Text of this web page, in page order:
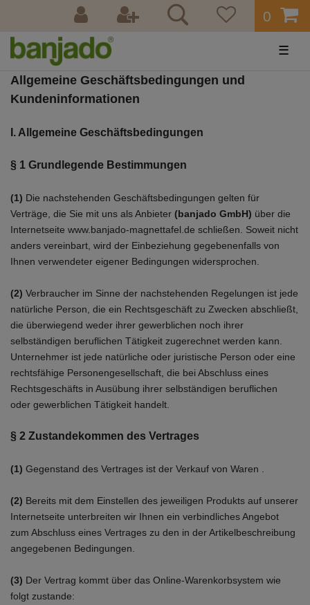
0
☰
Allgemeine Geschäftsbedingungen und
Kundeninformationen
I. Allgemeine Geschäftsbedingungen
§ 1 Grundlegende Bestimmungen
(1) Die nachstehenden Geschäftsbedingungen gelten für
Verträge, die Sie mit uns als Anbieter (banjado GmbH) über die
Internetseite www.banjado-magnettafel.de schließen. Soweit nicht
anders vereinbart, wird der Einbeziehung gegebenenfalls von
Ihnen verwendeter eigener Bedingungen widersprochen.
(2) Verbraucher im Sinne der nachstehenden Regelungen ist jede
natürliche Person, die ein Rechtsgeschäft zu Zwecken abschließt,
die überwiegend weder ihrer gewerblichen noch ihrer
selbständigen beruflichen Tätigkeit zugerechnet werden kann.
Unternehmer ist jede natürliche oder juristische Person oder eine
rechtsfähige Personengesellschaft, die bei Abschluss eines
Rechtsgeschäfts in Ausübung ihrer selbständigen beruflichen
oder gewerblichen Tätigkeit handelt.
§ 2 Zustandekommen des Vertrages
(1) Gegenstand des Vertrages ist der Verkauf von Waren
(2) Bereits mit dem Einstellen des jeweiligen Produkts auf unserer
Internetseite unterbreiten wir Ihnen ein verbindliches Angebot
zum Abschluss eines Vertrages zu den in der Artikelbeschreibung
angegebenen Bedingungen.
(3) Der Vertrag kommt über das Online-Warenkorbsystem wie
folgt zustande: